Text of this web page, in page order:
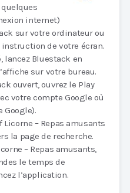
internet)
sur votre ordinateur ou
de votre écran.
lancez Bluestack en
sur votre bureau.
ouvert, ouvrez le Play
votre compte Google où
Google).
Licorne – Repas amusants
la page de recherche.
– Repas amusants,
le temps de
l’application.